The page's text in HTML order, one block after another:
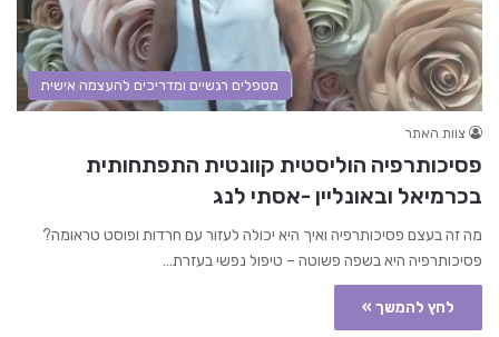
מטפלים רגשיים ומדריכים להעצמה אישית
צוות האתר
פסיכותרפיה הוליסטית קוונטית התפתחותית
בכרמיאל ובאונליין -אסתי לנג
מה זה בעצם פסיכותרפיה ואיך היא יכולה לעזור עם חרדות ופוסט טראומה?
פסיכותרפיה היא בשפה פשוטה – טיפול נפשי בעזרת…
לחץ להמשך »